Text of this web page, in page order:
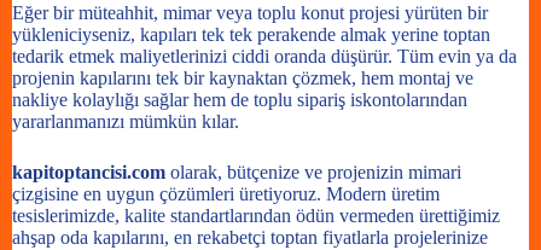
Eğer bir müteahhit, mimar veya toplu konut projesi yürüten bir
yükleniciyseniz, kapıları tek tek perakende almak yerine toptan
tedarik etmek maliyetlerinizi ciddi oranda düşürür. Tüm evin ya da
projenin kapılarını tek bir kaynaktan çözmek, hem montaj ve
nakliye kolaylığı sağlar hem de toplu sipariş iskontolarından
yararlanmanızı mümkün kılar.
kapitoptancisi.com olarak, bütçenize ve projenizin mimari
çizgisine en uygun çözümleri üretiyoruz. Modern üretim
tesislerimizde, kalite standartlarından ödün vermeden ürettiğimiz
ahşap oda kapılarını, en rekabetçi toptan fiyatlarla projelerinize